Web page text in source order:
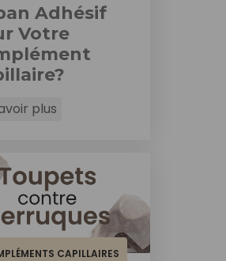
Adhésif
Votre
plus
CAPILLAIRES